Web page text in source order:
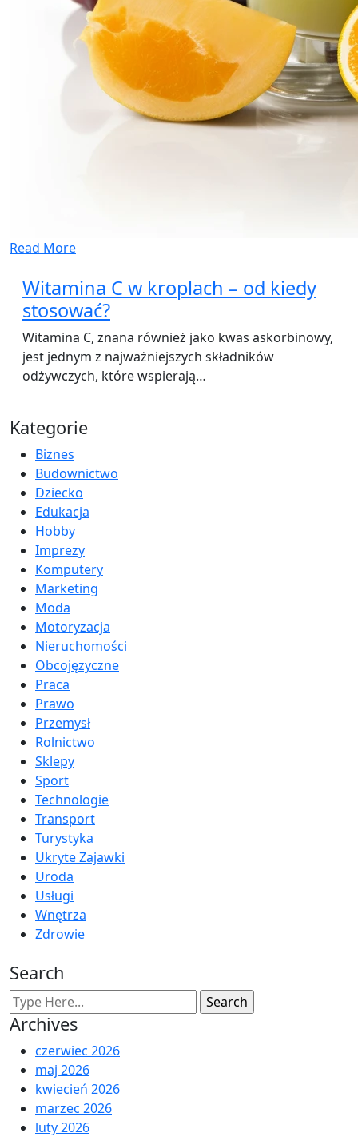
Read More
Witamina C w kroplach – od kiedy
stosować?
Witamina C, znana również jako kwas askorbinowy,
jest jednym z najważniejszych składników
odżywczych, które wspierają…
Kategorie
Biznes
Budownictwo
Dziecko
Edukacja
Hobby
Imprezy
Komputery
Marketing
Moda
Motoryzacja
Nieruchomości
Obcojęzyczne
Praca
Prawo
Przemysł
Rolnictwo
Sklepy
Sport
Technologie
Transport
Turystyka
Ukryte Zajawki
Uroda
Usługi
Wnętrza
Zdrowie
Search
Archives
czerwiec 2026
maj 2026
kwiecień 2026
marzec 2026
luty 2026